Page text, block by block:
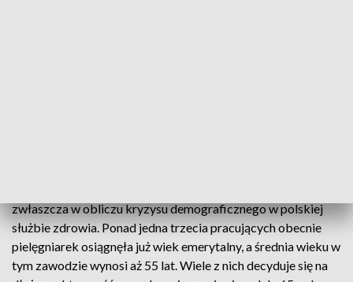
zwłaszcza w obliczu kryzysu demograficznego w polskiej
służbie zdrowia. Ponad jedna trzecia pracujących obecnie
pielęgniarek osiągnęła już wiek emerytalny, a średnia wieku w
tym zawodzie wynosi aż 55 lat. Wiele z nich decyduje się na